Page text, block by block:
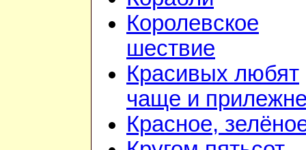
Королевское
шествие
Красивых любят
чаще и
Красное,